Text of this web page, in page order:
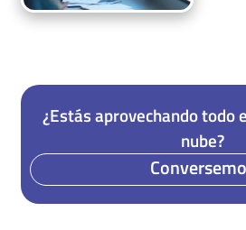
¿Estás aprovechando todo
nube?